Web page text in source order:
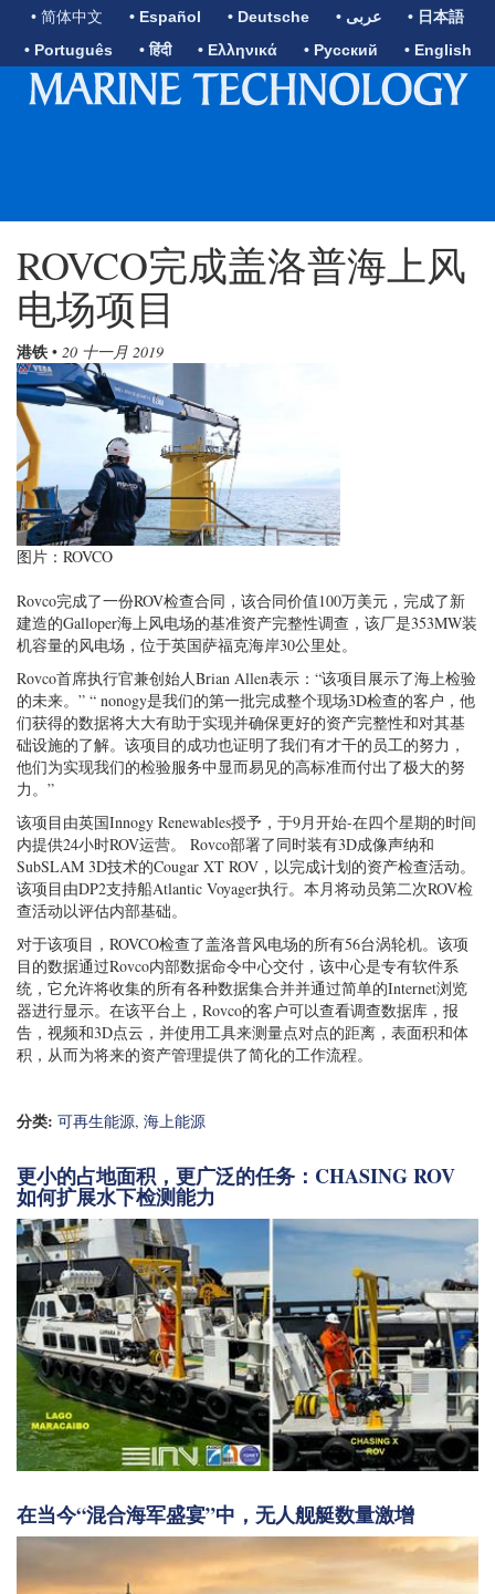
• 简体中文 • Español • Deutsche • عربى
• 日本語
• Português
• हिंदी • Ελληνικά • Русский • English
ROVCO完成盖洛普海上风
电场项目
港铁 • 20 十一月 2019
图片：ROVCO
Rovco完成了一份ROV检查合同，该合同价值100万美元，完成了新
建造的Galloper海上风电场的基准资产完整性调查，该厂是353MW装
机容量的风电场，位于英国萨福克海岸30公里处。
Rovco首席执行官兼创始人Brian Allen表示：“该项目展示了海上检验
的未来。” “ nonogy是我们的第一批完成整个现场3D检查的客户，他
们获得的数据将大大有助于实现并确保更好的资产完整性和对其基
础设施的了解。该项目的成功也证明了我们有才干的员工的努力，
他们为实现我们的检验服务中显而易见的高标准而付出了极大的努
力。”
该项目由英国Innogy Renewables授予，于9月开始-在四个星期的时间
内提供24小时ROV运营。 Rovco部署了同时装有3D成像声纳和
SubSLAM 3D技术的Cougar XT ROV，以完成计划的资产检查活动。
该项目由DP2支持船Atlantic Voyager执行。本月将动员第二次ROV检
查活动以评估内部基础。
对于该项目，ROVCO检查了盖洛普风电场的所有56台涡轮机。该项
目的数据通过Rovco内部数据命令中心交付，该中心是专有软件系
统，它允许将收集的所有各种数据集合并并通过简单的Internet浏览
器进行显示。在该平台上，Rovco的客户可以查看调查数据库，报
告，视频和3D点云，并使用工具来测量点对点的距离，表面积和体
积，从而为将来的资产管理提供了简化的工作流程。
分类: 可再生能源, 海上能源
更小的占地面积，更广泛的任务：CHASING ROV
如何扩展水下检测能力
在当今“混合海军盛宴”中，无人舰艇数量激增